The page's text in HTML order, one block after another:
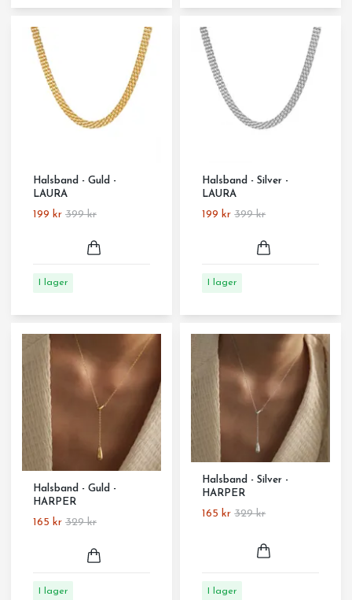
Halsband - Guld -
LAURA
199 kr 399 kr
I lager
Halsband - Silver -
LAURA
199 kr 399 kr
I lager
Halsband - Guld -
HARPER
165 kr 329 kr
I lager
Halsband - Silver -
HARPER
165 kr 329 kr
I lager